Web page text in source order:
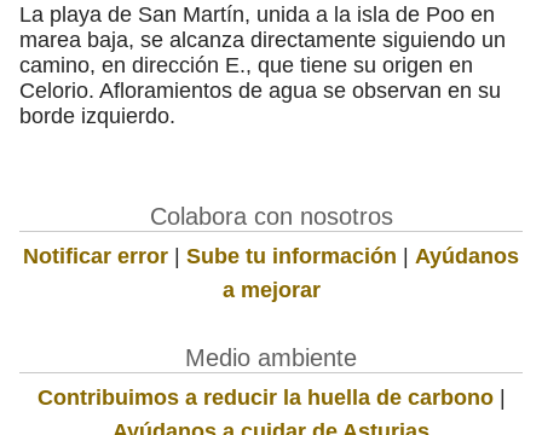
La playa de San Martín, unida a la isla de Poo en
marea baja, se alcanza directamente siguiendo un
camino, en dirección E., que tiene su origen en
Celorio. Afloramientos de agua se observan en su
borde izquierdo.
Colabora con nosotros
Notificar error | Sube tu información | Ayúdanos
a mejorar
Medio ambiente
Contribuimos a reducir la huella de carbono|